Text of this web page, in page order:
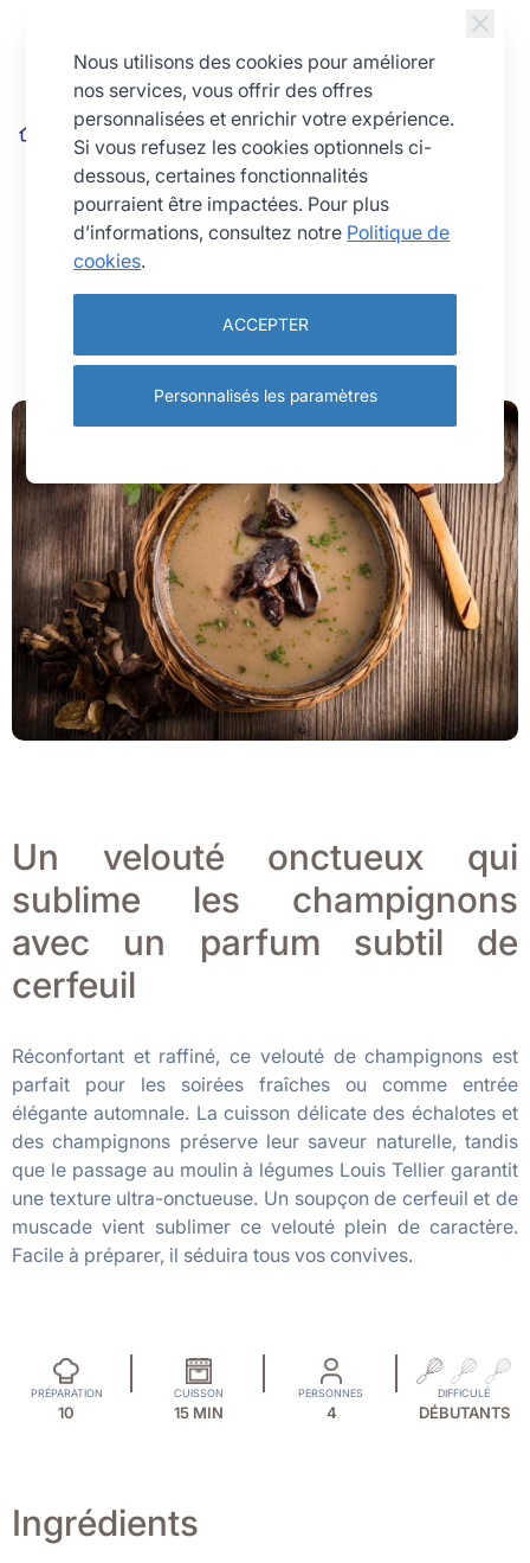
Blog
Recette velouté de champignons crémeux – Entrée facile
Recette velouté de champignons
crémeux – Entrée facile
13 décembre 2025 Recettes
Un velouté onctueux qui
sublime les champignons
avec un parfum subtil de
cerfeuil
Réconfortant et raffiné, ce velouté de champignons est
parfait pour les soirées fraîches ou comme entrée
élégante automnale. La cuisson délicate des échalotes et
des champignons préserve leur saveur naturelle, tandis
que le passage au moulin à légumes Louis Tellier garantit
une texture ultra-onctueuse. Un soupçon de cerfeuil et de
muscade vient sublimer ce velouté plein de caractère.
Facile à préparer, il séduira tous vos convives.
PRÉPARATION
10
CUISSON
15 MIN
PERSONNES
4
DIFFICULÉ
DÉBUTANTS
Ingrédients
Nous utilisons des cookies pour améliorer
nos services, vous offrir des offres
personnalisées et enrichir votre expérience.
Si vous refusez les cookies optionnels ci-
dessous, certaines fonctionnalités
pourraient être impactées. Pour plus
d’informations, consultez notre Politique de
cookies.
ACCEPTER
Personnalisés les paramètres